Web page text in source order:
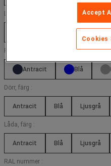
Lådor höjd :
Färg :
Antracit Blå
Dörr, färg :
Antracit Blå Ljusgrå
Låda, färg :
Antracit Blå Ljusgrå
RAL nummer :
Accept
Cookies